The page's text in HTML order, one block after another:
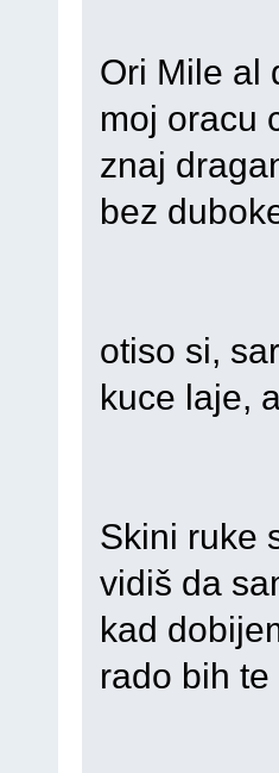
Ori Mile al
moj oracu
znaj
bez
otiso si,
kuce laje,
Skini ruke
vidiš da
kad
rado bih